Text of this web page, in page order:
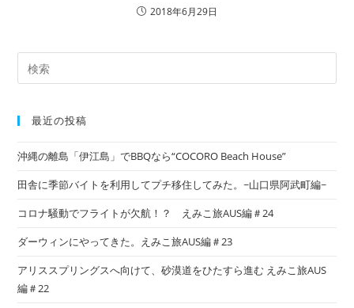
2018年6月29日
最近の投稿
沖縄の離島「伊江島」でBBQなら“COCORO Beach House”
田舎に季節バイトを利用してプチ移住してみた。~山口県阿武町編~
コロナ騒動でフライトが欠航！？ えみこ旅AUS編＃24
ダーウィンにやってきた。えみこ旅AUS編＃23
アリススプリングスへ向けて、砂漠道をひたすら進む えみこ旅AUS
編＃22